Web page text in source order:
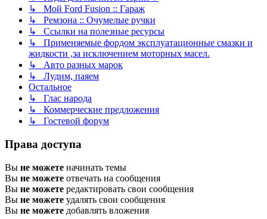
↳ Мой Ford Fusion :: Гараж
↳ Ремзона :: Очумелые ручки
↳ Ссылки на полезные ресурсы
↳ Применяемые фордом эксплуатационные смазки и
жидкости ,за исключением моторных масел.
↳ Авто разных марок
↳ Лудим, паяем
Остальное
↳ Глас народа
↳ Коммерческие предложения
↳ Гостевой форум
Права доступа
Вы не можете начинать темы
Вы не можете отвечать на сообщения
Вы не можете редактировать свои сообщения
Вы не можете удалять свои сообщения
Вы не можете добавлять вложения